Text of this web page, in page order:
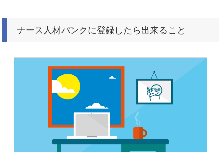
ナース人材バンクに登録したら出来ること